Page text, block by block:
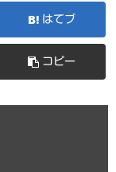
はてブ
コピー